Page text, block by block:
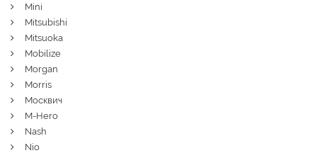
Mini
Mitsubishi
Mitsuoka
Mobilize
Morgan
Morris
Москвич
M-Hero
Nash
Nio